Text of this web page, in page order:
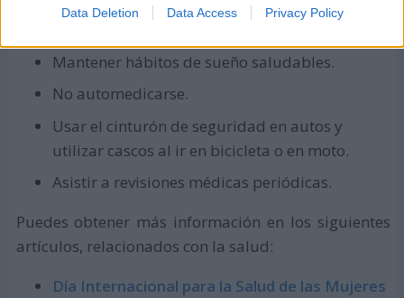
Data Deletion Data Access Privacy Policy
Mantener hábitos de sueño saludables.
No automedicarse.
Usar el cinturón de seguridad en autos y
utilizar cascos al ir en bicicleta o en moto.
Asistir a revisiones médicas periódicas.
Puedes obtener más información en los siguientes
artículos, relacionados con la salud:
Día Internacional para la Salud de las Mujeres